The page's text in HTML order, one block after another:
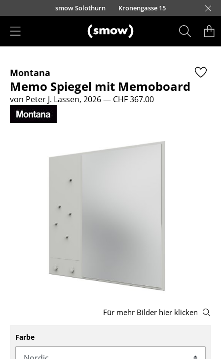
Direkt zum Inhaltsmow Solothurn Kronengasse 15
Sitzmöbel
Esszimmerstühle
Sofas
Loungesessel
Sitzsäcke
Schaukelstühle
Bürodrehstühle
Montana
Memo Spiegel mit Memoboard
von Peter J. Lassen, 2026— CHF 367.00
Für mehr Bilder hier klicken
Farbe